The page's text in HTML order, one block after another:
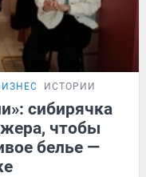
ИСТОРИИ
сибирячка
чтобы
белье —